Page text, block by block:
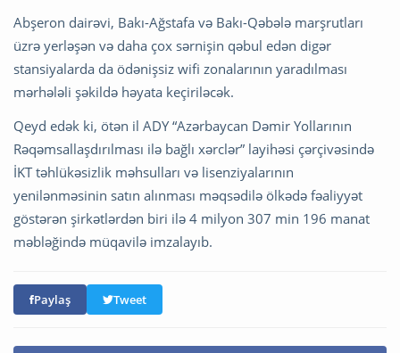
Abşeron dairəvi, Bakı-Ağstafa və Bakı-Qəbələ marşrutları
üzrə yerləşən və daha çox sərnişin qəbul edən digər
stansiyalarda da ödənişsiz wifi zonalarının yaradılması
mərhələli şəkildə həyata keçiriləcək.
Qeyd edək ki, ötən il ADY “Azərbaycan Dəmir Yollarının
Rəqəmsallaşdırılması ilə bağlı xərclər” layihəsi çərçivəsində
İKT təhlükəsizlik məhsulları və lisenziyalarının
yenilənməsinin satın alınması məqsədilə ölkədə fəaliyyət
göstərən şirkətlərdən biri ilə 4 milyon 307 min 196 manat
məbləğində müqavilə imzalayıb.
Paylaş Tweet